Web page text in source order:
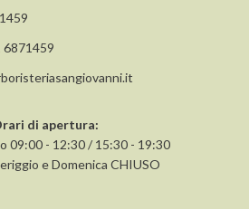
6871459
di apertura:
09:00 - 12:30 / 15:30 - 19:30
e Domenica CHIUSO